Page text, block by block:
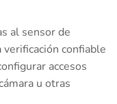
al sensor de
confiable
accesos
u otras